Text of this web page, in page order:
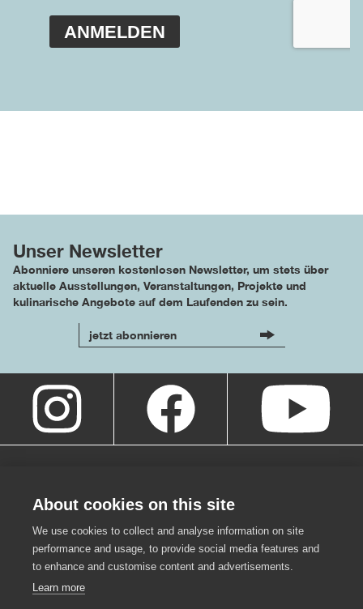
Unser Newsletter
Abonniere unseren kostenlosen Newsletter, um stets über
aktuelle Ausstellungen, Veranstaltungen, Projekte und
kulinarische Angebote auf dem Laufenden zu sein.
jetzt abonnieren
About cookies on this site
We use cookies to collect and analyse information on site
performance and usage, to provide social media features and
to enhance and customise content and advertisements.
Learn more